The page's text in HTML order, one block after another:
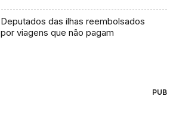
Deputados das ilhas reembolsados
por viagens que não pagam
PUB